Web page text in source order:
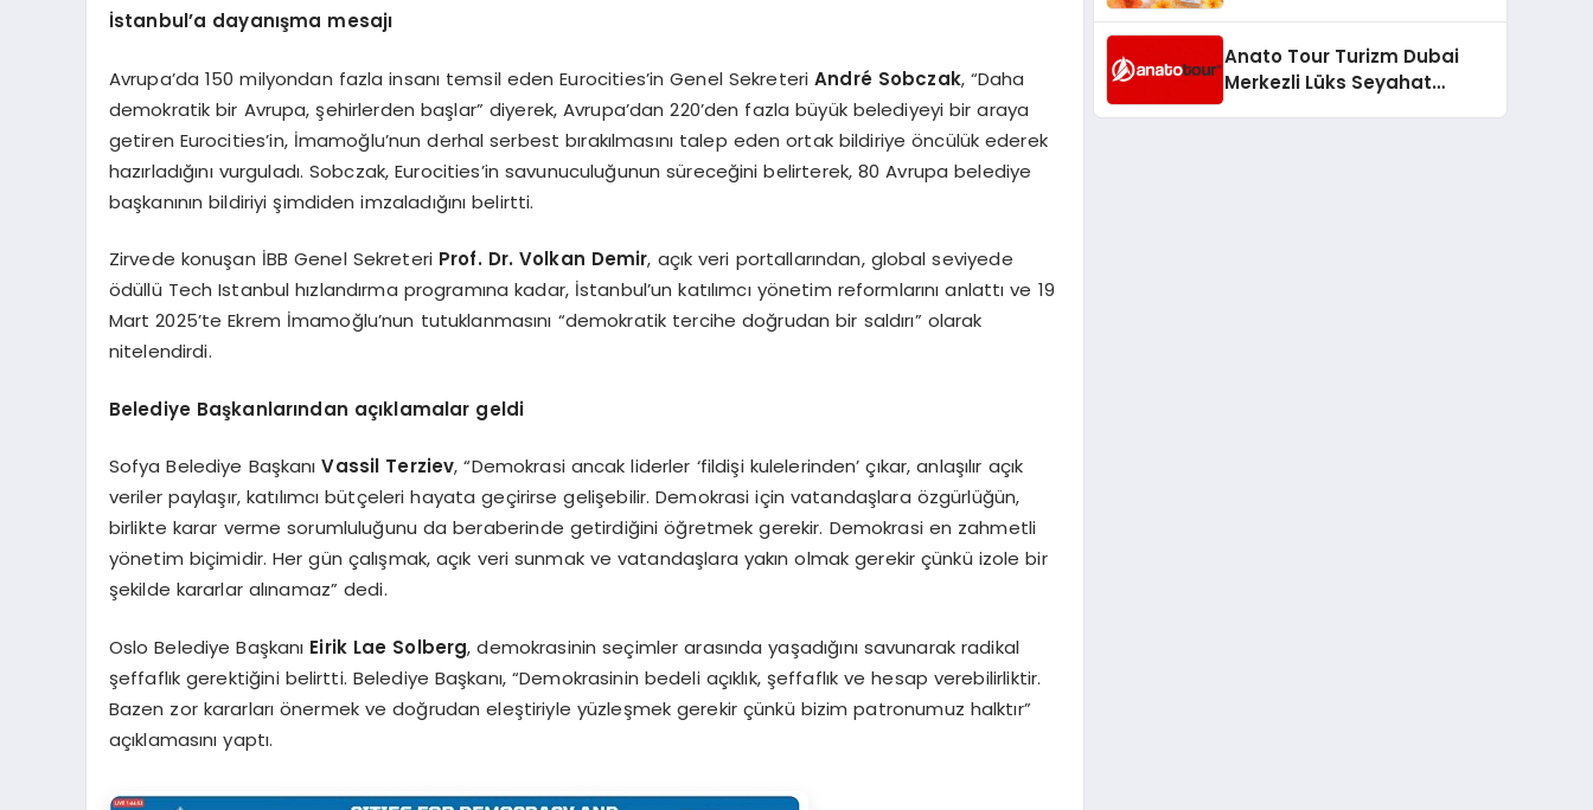
İstanbul’a dayanışma mesajı
Avrupa’da 150 milyondan fazla insanı temsil eden Eurocities’in Genel Sekreteri André Sobczak, “Daha
demokratik bir Avrupa, şehirlerden başlar” diyerek, Avrupa’dan 220’den fazla büyük belediyeyi bir araya
getiren Eurocities’in, İmamoğlu’nun derhal serbest bırakılmasını talep eden ortak bildiriye öncülük ederek
hazırladığını vurguladı. Sobczak, Eurocities’in savunuculuğunun süreceğini belirterek, 80 Avrupa belediye
başkanının bildiriyi şimdiden imzaladığını belirtti.
Zirvede konuşan İBB Genel Sekreteri Prof. Dr. Volkan Demir, açık veri portallarından, global seviyede
ödüllü Tech Istanbul hızlandırma programına kadar, İstanbul’un katılımcı yönetim reformlarını anlattı ve 19
Mart 2025’te Ekrem İmamoğlu’nun tutuklanmasını “demokratik tercihe doğrudan bir saldırı” olarak
nitelendirdi.
Belediye Başkanlarından açıklamalar geldi
Sofya Belediye Başkanı Vassil Terziev, “Demokrasi ancak liderler ‘fildişi kulelerinden’ çıkar, anlaşılır açık
veriler paylaşır, katılımcı bütçeleri hayata geçirirse gelişebilir. Demokrasi için vatandaşlara özgürlüğün,
birlikte karar verme sorumluluğunu da beraberinde getirdiğini öğretmek gerekir. Demokrasi en zahmetli
yönetim biçimidir. Her gün çalışmak, açık veri sunmak ve vatandaşlara yakın olmak gerekir çünkü izole bir
şekilde kararlar alınamaz” dedi.
Oslo Belediye Başkanı Eirik Lae Solberg, demokrasinin seçimler arasında yaşadığını savunarak radikal
şeffaflık gerektiğini belirtti. Belediye Başkanı, “Demokrasinin bedeli açıklık, şeffaflık ve hesap verebilirliktir.
Bazen zor kararları önermek ve doğrudan eleştiriyle yüzleşmek gerekir çünkü bizim patronumuz halktır”
açıklamasını yaptı.
Anato Tour Turizm Dubai
Merkezli Lüks Seyahat